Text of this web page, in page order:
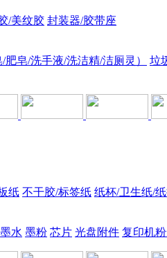
/美纹胶 封装器/胶带座
皂/洗手液/洗洁精/洁厕灵）
垃
纸 不干胶/标签纸 纸杯/卫生纸/
墨水 墨粉 芯片 光盘附件 复印机